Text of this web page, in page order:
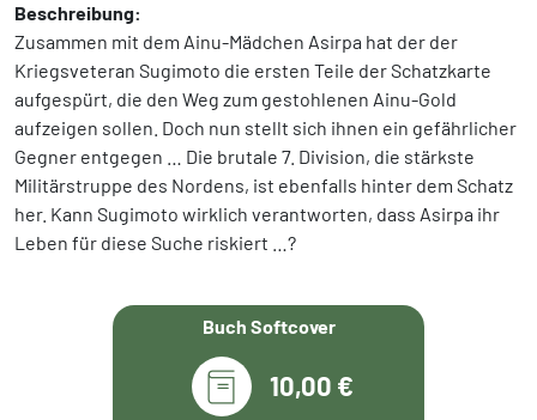
Beschreibung:
Zusammen mit dem Ainu-Mädchen Asirpa hat der der
Kriegsveteran Sugimoto die ersten Teile der Schatzkarte
aufgespürt, die den Weg zum gestohlenen Ainu-Gold
aufzeigen sollen. Doch nun stellt sich ihnen ein gefährlicher
Gegner entgegen … Die brutale 7. Division, die stärkste
Militärstruppe des Nordens, ist ebenfalls hinter dem Schatz
her. Kann Sugimoto wirklich verantworten, dass Asirpa ihr
Leben für diese Suche riskiert …?
Buch Softcover
10,00 €